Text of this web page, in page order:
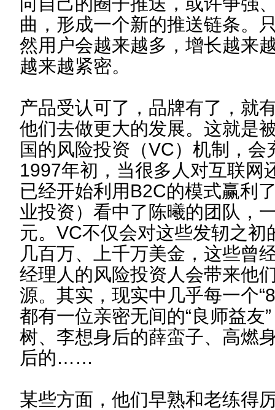
曲，形成一个新的推送链条。
然用户会越来越多，增长越来
越来越紧密。
产品受认可了，品牌有了，就
他们去做更大的发展。这就是
国的风险投资（VC）机制，
1997年初，当很多人对互联网
已经开始利用B2C的模式赢利
业投资）看中了陈曦的团队，
元。VC不仅会对这些发轫之初
几百万、上千万美金，这些曾
经理人的风险投资人会带来他
源。其实，现实中几乎每一个
都有一位亲密无间的“良师益友
树、李想身后的薛蛮子、高燃
后的……
某些方面，他们早熟和老练得